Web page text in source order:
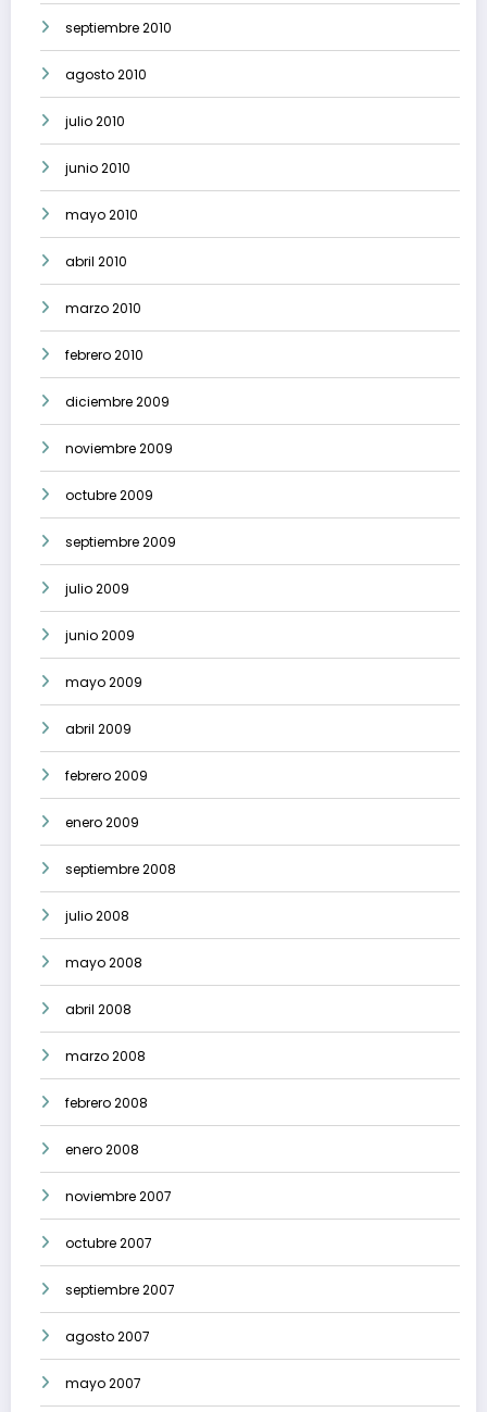
septiembre 2010
agosto 2010
julio 2010
junio 2010
mayo 2010
abril 2010
marzo 2010
febrero 2010
diciembre 2009
noviembre 2009
octubre 2009
septiembre 2009
julio 2009
junio 2009
mayo 2009
abril 2009
febrero 2009
enero 2009
septiembre 2008
julio 2008
mayo 2008
abril 2008
marzo 2008
febrero 2008
enero 2008
noviembre 2007
octubre 2007
septiembre 2007
agosto 2007
mayo 2007